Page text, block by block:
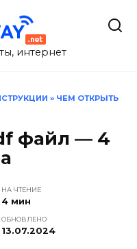
интернет
» ЧЕМ ОТКРЫТЬ
файл — 4
НА ЧТЕНИЕ
4 мин
ОБНОВЛЕНО
13.07.2024